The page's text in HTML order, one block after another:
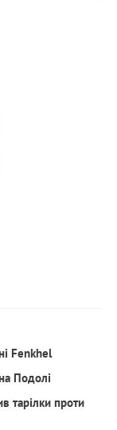
Fenkhel
Подолі
тарілки проти